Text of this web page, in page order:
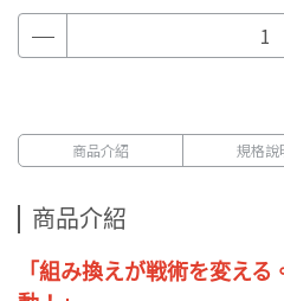
商品介紹 規格說
商品介紹
「組み換えが戦術を変え